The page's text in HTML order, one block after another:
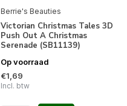
Berrie's Beauties
Victorian Christmas Tales 3D
Push Out A Christmas
Serenade (SB11139)
Op voorraad
€1,69
Incl. btw